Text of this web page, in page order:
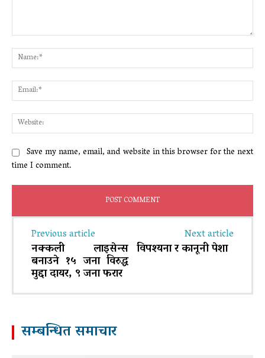
Save my name, email, and website in this browser for the next
time I comment.
Previous article
नक्कली लाइसेन्स
बनाउने १५ जना विरुद्ध
मुद्दा दायर, ९ जना फरार
Next article
विपश्यना र कानूनी पेशा
सम्बन्धित समाचार